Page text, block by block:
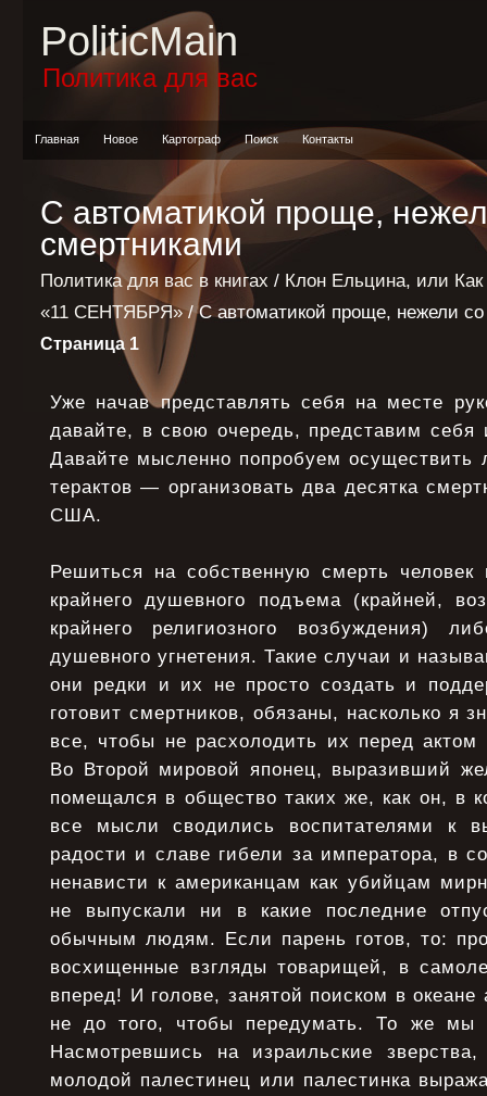
PoliticMain
Политика для вас
Главная Новое Картограф Поиск Контакты
С автоматикой проще,
смертниками
Политика для вас в книгах / Клон Ельцина, или
«11 СЕНТЯБРЯ»/ С автоматикой проще, нежели
Страница 1
Уже начав представлять себя на месте
давайте, в свою очередь, представим
Давайте мысленно попробуем
терактов — организовать два десятка
США.
Решиться на собственную смерть
крайнего душевного подъема (крайней,
крайнего религиозного возбуждения)
душевного угнетения. Такие случаи и
они редки и их не просто создать и
готовит смертников, обязаны, насколько я
все, чтобы не расхолодить их перед актом
Во Второй мировой японец, выразивший
помещался в общество таких же, как он, в
все мысли сводились воспитателями к
радости и славе гибели за императора, в
ненависти к американцам как убийцам
не выпускали ни в какие последние
обычным людям. Если парень готов, то:
восхищенные взгляды товарищей, в
вперед! И голове, занятой поиском в океане
не до того, чтобы передумать. То же
Насмотревшись на израильские
молодой палестинец или палестинка